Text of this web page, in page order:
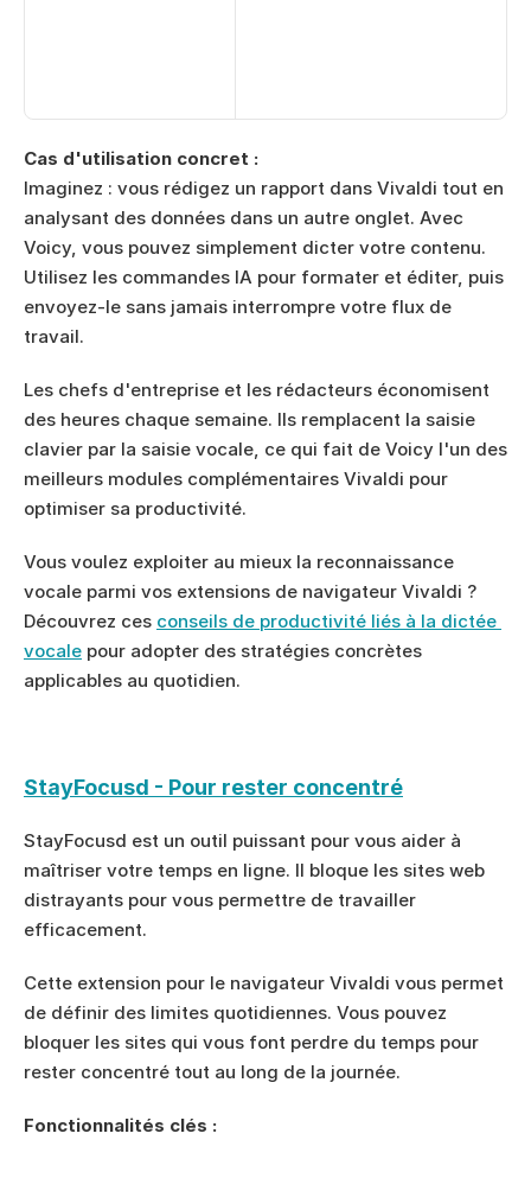
Cas d'utilisation concret :
Imaginez : vous rédigez un rapport dans Vivaldi tout en
analysant des données dans un autre onglet. Avec
Voicy, vous pouvez simplement dicter votre contenu.
Utilisez les commandes IA pour formater et éditer, puis
envoyez-le sans jamais interrompre votre flux de
travail.
Les chefs d'entreprise et les rédacteurs économisent
des heures chaque semaine. Ils remplacent la saisie
clavier par la saisie vocale, ce qui fait de Voicy l'un des
meilleurs modules complémentaires Vivaldi pour
optimiser sa productivité.
Vous voulez exploiter au mieux la reconnaissance
vocale parmi vos extensions de navigateur Vivaldi ?
Découvrez ces conseils de productivité liés à la dictée
vocale pour adopter des stratégies concrètes
applicables au quotidien.
StayFocusd - Pour rester concentré
StayFocusd est un outil puissant pour vous aider à
maîtriser votre temps en ligne. Il bloque les sites web
distrayants pour vous permettre de travailler
efficacement.
Cette extension pour le navigateur Vivaldi vous permet
de définir des limites quotidiennes. Vous pouvez
bloquer les sites qui vous font perdre du temps pour
rester concentré tout au long de la journée.
Fonctionnalités clés :